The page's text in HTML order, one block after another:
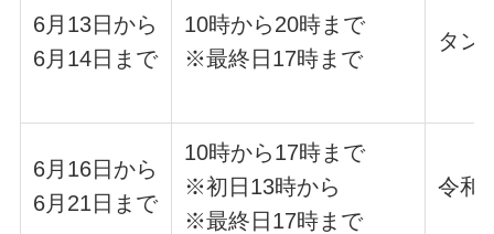
6月13日から
6月14日まで
10時から20時まで
※最終日17時まで
タン
6月16日から
6月21日まで
10時から17時まで
※初日13時から
※最終日17時まで
令和